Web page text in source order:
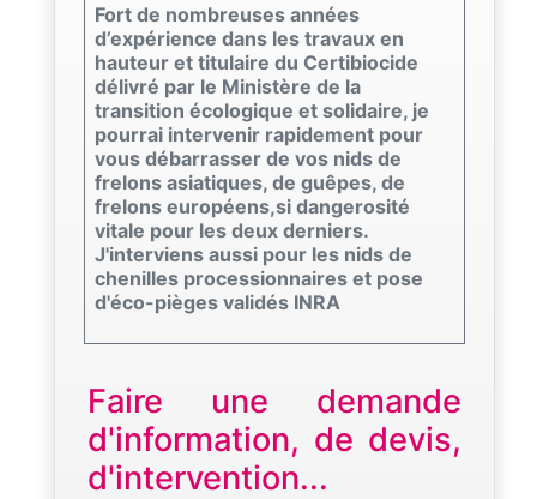
Fort de nombreuses années
d’expérience dans les travaux en
hauteur et titulaire du Certibiocide
délivré par le Ministère de la
transition écologique et solidaire, je
pourrai intervenir rapidement pour
vous débarrasser de vos nids de
frelons asiatiques, de guêpes, de
frelons européens,si dangerosité
vitale pour les deux derniers.
J'interviens aussi pour les nids de
chenilles processionnaires et pose
d'éco-pièges validés INRA
Faire une demande
d'information, de devis,
d'intervention...